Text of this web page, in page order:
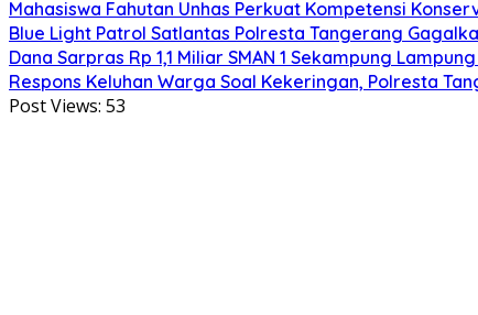
Mahasiswa Fahutan Unhas Perkuat Kompetensi
Blue Light Patrol Satlantas Polresta Tangerang
Dana Sarpras Rp 1,1 Miliar SMAN 1 Sekampung
Respons Keluhan Warga Soal Kekeringan, Polresta
Post Views: 53